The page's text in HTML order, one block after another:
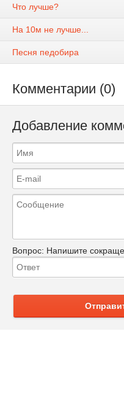
Что лучше?
На 10м не лучше...
Песня педобира
Комментарии (0)
Добавление
Вопрос: Напишите